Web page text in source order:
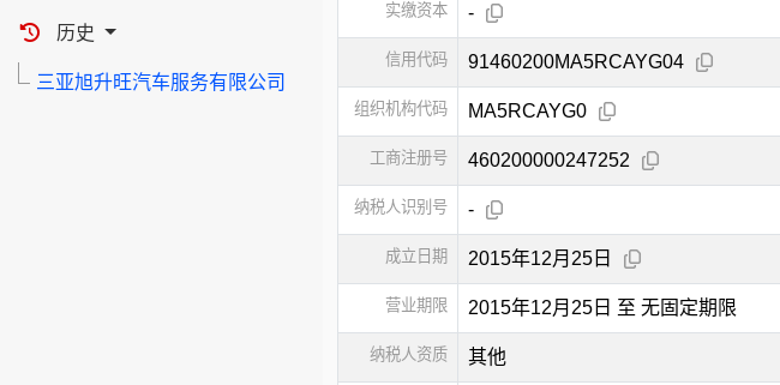
历史
三亚旭升旺汽车服务有限公司
实缴资本 -
信用代码 91460200MA5RCAYG04
组织机构代码 MA5RCAYG0
工商注册号 460200000247252
纳税人识别号 -
成立日期 2015年12月25日
营业期限 2015年12月25日 至 无固定期限
纳税人资质 其他